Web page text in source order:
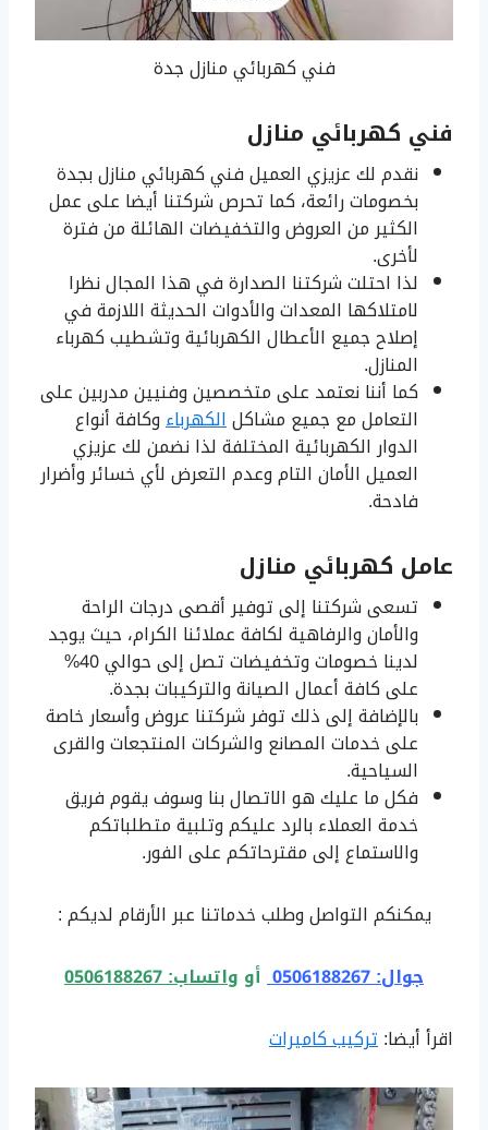
فني كهربائي منازل جدة
فني كهربائي منازل
نقدم لك عزيزي العميل فني كهربائي منازل بجدة
بخصومات رائعة، كما تحرص شركتنا أيضا على عمل
الكثير من العروض والتخفيضات الهائلة من فترة
لأخرى.
لذا احتلت شركتنا الصدارة في هذا المجال نظرا
لامتلاكها المعدات والأدوات الحديثة اللازمة في
إصلاح جميع الأعطال الكهربائية وتشطيب كهرباء
المنازل.
كما أننا نعتمد على متخصصين وفنيين مدربين على
التعامل مع جميع مشاكلالكهرباءوكافة أنواع
الدوار الكهربائية المختلفة لذا نضمن لك عزيزي
العميل الأمان التام وعدم التعرض لأي خسائر وأضرار
فادحة.
عامل كهربائي منازل
تسعى شركتنا إلى توفير أقصى درجات الراحة
والأمان والرفاهية لكافة عملائنا الكرام، حيث يوجد
لدينا خصومات وتخفيضات تصل إلى حوالي 40%
على كافة أعمال الصيانة والتركيبات بجدة.
بالإضافة إلى ذلك توفر شركتنا عروض وأسعار خاصة
على خدمات المصانع والشركات المنتجعات والقرى
السياحية.
فكل ما عليك هو الاتصال بنا وسوف يقوم فريق
خدمة العملاء بالرد عليكم وتلبية متطلباتكم
والاستماع إلى مقترحاتكم على الفور.
يمكنكم التواصل وطلب خدماتنا عبر الأرقام لديكم :
جوال: 0506188267
أو واتساب: 0506188267
اقرأ أيضا:تركيب كاميرات